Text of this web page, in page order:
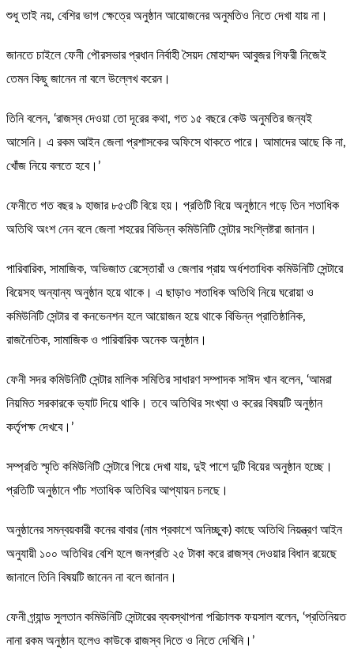
শুধু তাই নয়, বেশির ভাগ ক্ষেত্রে অনুষ্ঠান আয়োজনের অনুমতিও নিতে দেখা যায় না।
জানতে চাইলে ফেনী পৌরসভার প্রধান নির্বাহী সৈয়দ মোহাম্মদ আবুজর গিফরী নিজেই
তেমন কিছু জানেন না বলে উল্লেখ করেন।
তিনি বলেন, ‘রাজস্ব দেওয়া তো দূরের কথা, গত ১৫ বছরে কেউ অনুমতির জন্যই
আসেনি। এ রকম আইন জেলা প্রশাসকের অফিসে থাকতে পারে। আমাদের আছে কি না,
খোঁজ নিয়ে বলতে হবে।’
ফেনীতে গত বছর ৯ হাজার ৮৫৩টি বিয়ে হয়। প্রতিটি বিয়ে অনুষ্ঠানে গড়ে তিন শতাধিক
অতিথি অংশ নেন বলে জেলা শহরের বিভিন্ন কমিউনিটি সেন্টার সংশ্লিষ্টরা জানান।
পারিবারিক, সামাজিক, অভিজাত রেস্তোরাঁ ও জেলার প্রায় অর্ধশতাধিক কমিউনিটি সেন্টারে
বিয়েসহ অন্যান্য অনুষ্ঠান হয়ে থাকে। এ ছাড়াও শতাধিক অতিথি নিয়ে ঘরোয়া ও
কমিউনিটি সেন্টার বা কনভেনশন হলে আয়োজন হয়ে থাকে বিভিন্ন প্রাতিষ্ঠানিক,
রাজনৈতিক, সামাজিক ও পারিবারিক অনেক অনুষ্ঠান।
ফেনী সদর কমিউনিটি সেন্টার মালিক সমিতির সাধারণ সম্পাদক সাঈদ খান বলেন, ‘আমরা
নিয়মিত সরকারকে ভ্যাট দিয়ে থাকি। তবে অতিথির সংখ্যা ও করের বিষয়টি অনুষ্ঠান
কর্তৃপক্ষ দেখবে।’
সম্প্রতি স্মৃতি কমিউনিটি সেন্টারে গিয়ে দেখা যায়, দুই পাশে দুটি বিয়ের অনুষ্ঠান হচ্ছে।
প্রতিটি অনুষ্ঠানে পাঁচ শতাধিক অতিথির আপ্যায়ন চলছে।
অনুষ্ঠানের সমন্বয়কারী কনের বাবার (নাম প্রকাশে অনিচ্ছুক) কাছে অতিথি নিয়ন্ত্রণ আইন
অনুযায়ী ১০০ অতিথির বেশি হলে জনপ্রতি ২৫ টাকা করে রাজস্ব দেওয়ার বিধান রয়েছে
জানালে তিনি বিষয়টি জানেন না বলে জানান।
ফেনী গ্র্যান্ড সুলতান কমিউনিটি সেন্টারের ব্যবস্থাপনা পরিচালক ফয়সাল বলেন, ‘প্রতিনিয়ত
নানা রকম অনুষ্ঠান হলেও কাউকে রাজস্ব দিতে ও নিতে দেখিনি।’